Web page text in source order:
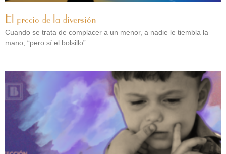
El precio de la diversión
Cuando se trata de complacer a un menor, a nadie le tiembla la
mano, “pero sí el bolsillo”